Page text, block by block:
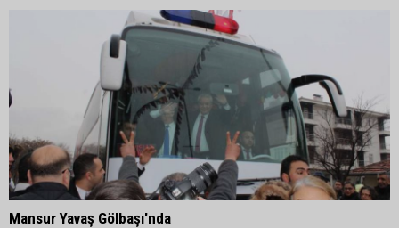
Mansur Yavaş Gölbaşı'nda